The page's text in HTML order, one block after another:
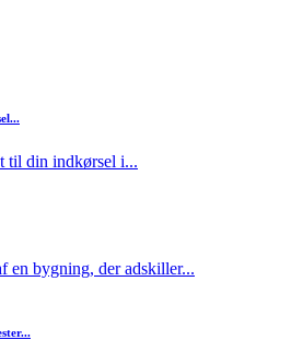
til din indkørsel i...
en bygning, der adskiller...